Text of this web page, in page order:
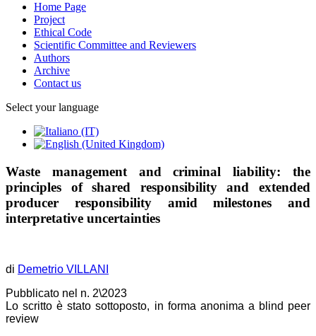
Home Page
Project
Ethical Code
Scientific Committee and Reviewers
Authors
Archive
Contact us
Select your language
Waste management and criminal liability: the
principles of shared responsibility and extended
producer responsibility amid milestones and
interpretative uncertainties
di Demetrio VILLANI
Pubblicato nel n. 2\2023
Lo scritto è stato sottoposto, in forma anonima a blind peer
review